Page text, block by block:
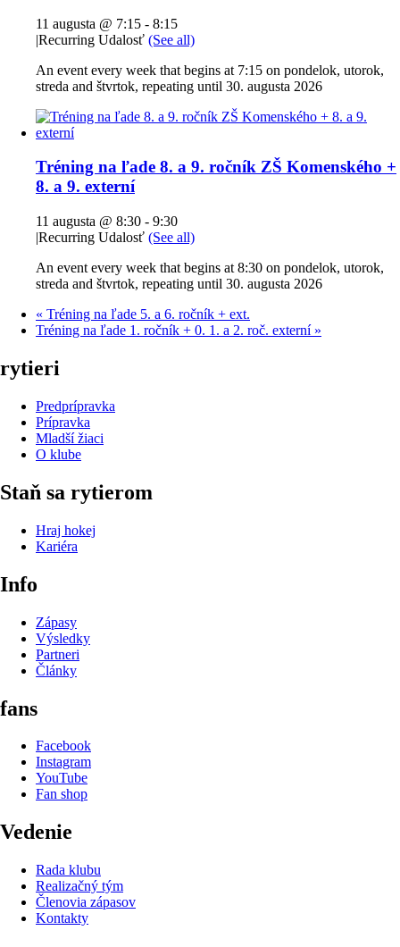
11 augusta @ 7:15 - 8:15
|Recurring Udalosť (See all)
An event every week that begins at 7:15 on pondelok, utorok,
streda and štvrtok, repeating until 30. augusta 2026
Tréning na ľade 8. a 9. ročník ZŠ Komenského +
8. a 9. externí
11 augusta @ 8:30 - 9:30
|Recurring Udalosť (See all)
An event every week that begins at 8:30 on pondelok, utorok,
streda and štvrtok, repeating until 30. augusta 2026
« Tréning na ľade 5. a 6. ročník + ext.
Tréning na ľade 1. ročník + 0. 1. a 2. roč. externí »
rytieri
Predprípravka
Prípravka
Mladší žiaci
O klube
Staň sa rytierom
Hraj hokej
Kariéra
Info
Zápasy
Výsledky
Partneri
Články
fans
Facebook
Instagram
YouTube
Fan shop
Vedenie
Rada klubu
Realizačný tým
Členovia zápasov
Kontakty